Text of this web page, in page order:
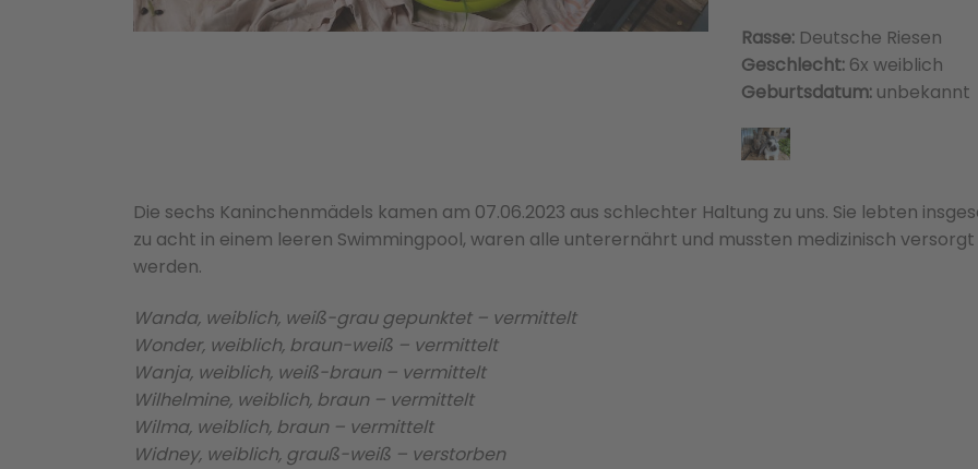
Rasse:Deutsche Riesen
Geschlecht:6x weiblich
Geburtsdatum:unbekannt
Die sechs Kaninchenmädels kamen am 07.06.2023 aus schlechter Haltung zu uns. Sie lebten
zu acht in einem leeren Swimmingpool, waren alle unterernährt und mussten medizinisch versorgt
werden.
Wanda, weiblich, weiß-grau gepunktet – vermittelt
Wonder, weiblich, braun-weiß – vermittelt
Wanja, weiblich, weiß-braun – vermittelt
Wilhelmine, weiblich, braun – vermittelt
Wilma, weiblich, braun – vermittelt
Widney, weiblich, grauß-weiß – verstorben